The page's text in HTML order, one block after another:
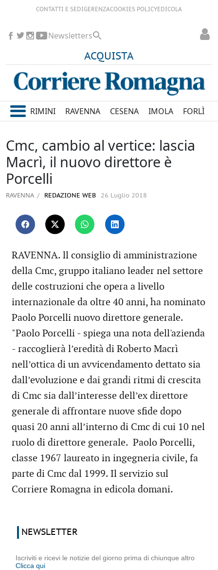
CONTATTI E SEDIGERENZACOOKIES POLICYEDICOLA
ACQUISTA
Newsletters
RIMINI RAVENNA CESENA IMOLA FORLÌ
Cmc, cambio al vertice: lascia
Macrì, il nuovo direttore è
Porcelli
RAVENNA REDAZIONE WEB 26 Luglio 2018
RAVENNA. ll consiglio di amministrazione
della Cmc, gruppo italiano leader nel settore
delle costruzioni che opera a livello
internazionale da oltre 40 anni, ha nominato
Paolo Porcelli nuovo direttore generale.
"Paolo Porcelli - spiega una nota dell'azienda
- raccoglierà l’eredità di Roberto Macrì
nell’ottica di un avvicendamento dettato sia
dall’evoluzione e dai grandi ritmi di crescita
di Cmc sia dall’interesse dell’ex direttore
generale di affrontare nuove sfide dopo
quasi 20 anni all’interno di Cmc di cui 10 nel
ruolo di direttore generale. Paolo Porcelli,
classe 1967 laureato in ingegneria civile, fa
parte di Cmc dal 1999. Il servizio sul
Corriere Romagna in edicola domani.
NEWSLETTER
Iscriviti e ricevi le notizie del giorno prima di chiunque altro
Clicca qui